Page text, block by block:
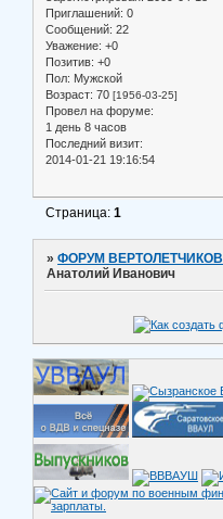
Приглашений: 0
Сообщений: 22
Уважение: +0
Позитив: +0
Пол: Мужской
Возраст: 70 [1956-03-25]
Провел на форуме:
1 день 8 часов
Последний визит:
2014-01-21 19:16:54
Страница:1
»ФОРУМ ВЕРТОЛЕТЧИКОВ
Анатолий Иванович